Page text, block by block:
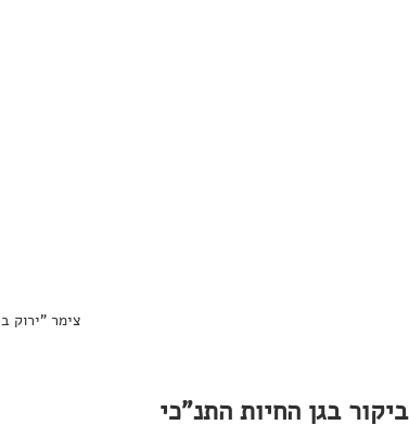
צימר "ירוק
ביקור בגן החיות התנ"כי